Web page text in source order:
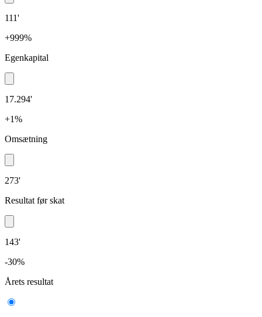
111'
+999%
Egenkapital
17.294'
+1%
Omsætning
273'
Resultat før skat
143'
-30%
Årets resultat